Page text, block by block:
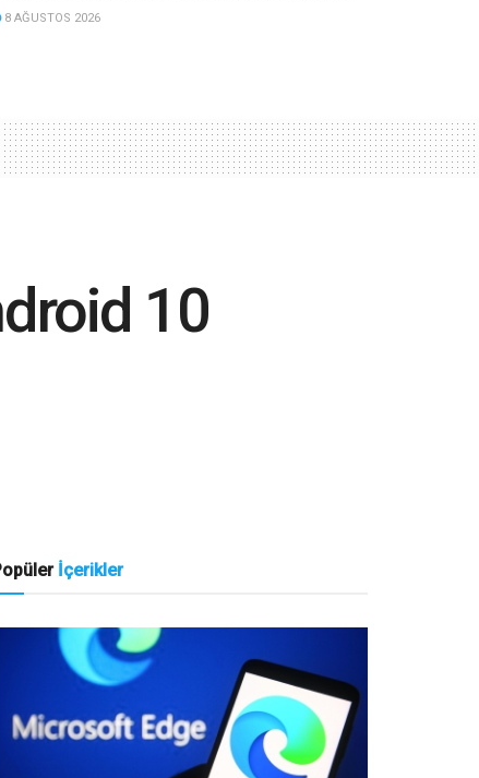
8 AĞUSTOS 2026
10
İçerikler